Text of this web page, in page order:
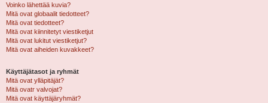
Voinko lähettää kuvia?
Mitä ovat globaalit tiedotteet?
Mitä ovat tiedotteet?
Mitä ovat kiinnitetyt viestiketjut
Mitä ovat lukitut viestiketjut?
Mitä ovat aiheiden kuvakkeet?
Käyttäjätasot ja ryhmät
Mitä ovat ylläpitäjät?
Mitä ovatr valvojat?
Mitä ovat käyttäjäryhmät?